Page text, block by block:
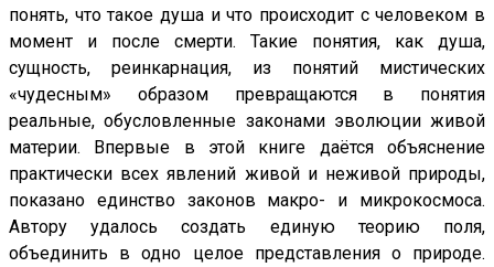
понять, что такое душа и что происходит с человеком в
момент и после смерти. Такие понятия, как душа,
сущность, реинкарнация, из понятий мистических
«чудесным» образом превращаются в понятия
реальные, обусловленные законами эволюции живой
материи. Впервые в этой книге даётся объяснение
практически всех явлений живой и неживой природы,
показано единство законов макро- и микрокосмоса.
Автору удалось создать единую теорию поля,
объединить в одно целое представления о природе.